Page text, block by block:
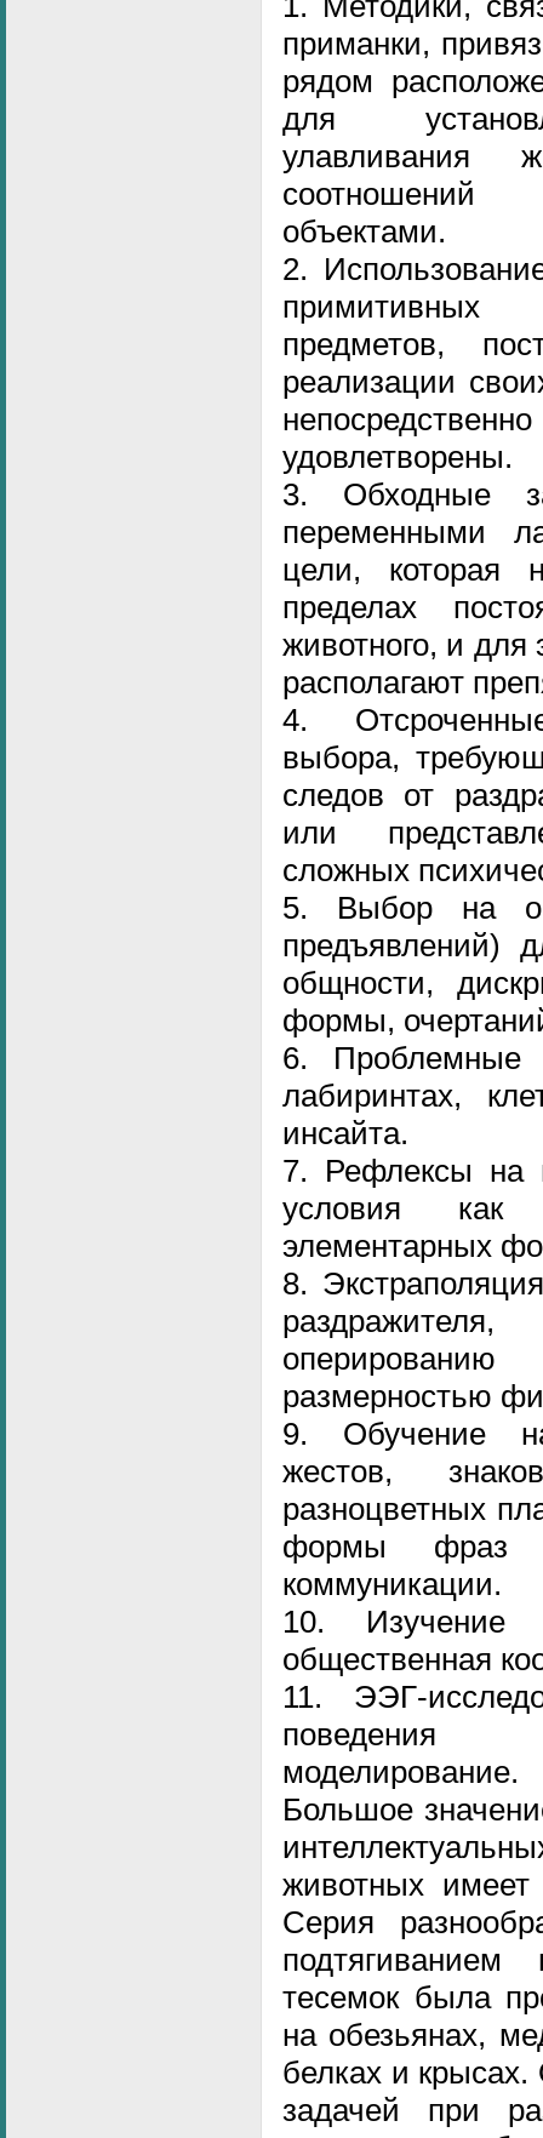
приманки,
рядом
для
улавливания
объектами.
2.
предметов,
реализации
удовлетворены.
3. Обходные
переменными
цели, которая
пределах
животного, и для
располагают
4.
выбора,
следов от
или
сложных
5. Выбор на
предъявлений)
общности,
формы,
6. Проблемные
лабиринтах,
инсайта.
7. Рефлексы на
условия как
элементарных
8.
размерностью
9. Обучение
жестов,
разноцветных
формы фраз
коммуникации.
10. Изучение
общественная
11. ЭЭГ-
поведения
моделирование.
Большое
животных имеет
Серия
тесемок была
на обезьянах,
белках и
задачей при